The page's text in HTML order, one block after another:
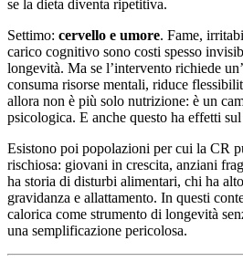
se la dieta diventa ripetitiva.
Settimo: cervello e umore. Fame,
carico cognitivo sono costi spesso
longevità. Ma se l’intervento richiede
consuma risorse mentali, riduce
allora non è più solo nutrizione: è un
psicologica. E anche questo ha effetti
Esistono poi popolazioni per cui la CR
rischiosa: giovani in crescita, anziani
ha storia di disturbi alimentari, chi ha
gravidanza e allattamento. In questi
calorica come strumento di longevità
una semplificazione pericolosa.